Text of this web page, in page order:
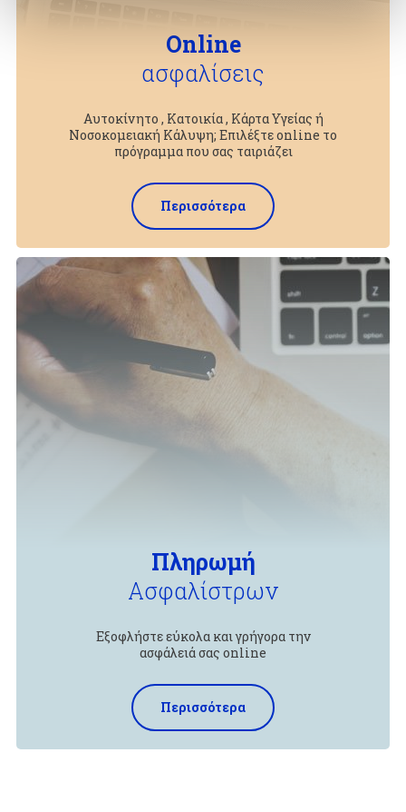
Online
ασφαλίσεις
Αυτοκίνητο , Κατοικία , Κάρτα Υγείας ή
Νοσοκομειακή Κάλυψη; Επιλέξτε online το
πρόγραμμα που σας ταιριάζει
Περισσότερα
Πληρωμή
Ασφαλίστρων
Εξοφλήστε εύκολα και γρήγορα την
ασφάλειά σας online
Περισσότερα